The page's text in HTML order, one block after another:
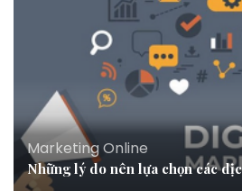
Marketing Online
Những lý do nên lựa chọn các